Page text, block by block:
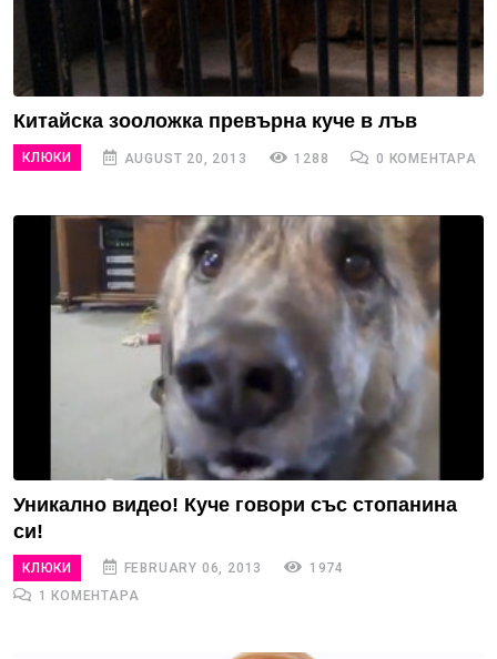
Китайска зооложка превърна куче в лъв
КЛЮКИ AUGUST 20, 2013 1288 0 КОМЕНТАРА
Уникално видео! Куче говори със стопанина
си!
КЛЮКИ FEBRUARY 06, 2013
1974
1 КОМЕНТАРА